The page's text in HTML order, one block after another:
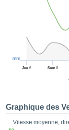
de
sur
Jeu 6 Sam8
mm
Graphique des
Vitesse moyenne,